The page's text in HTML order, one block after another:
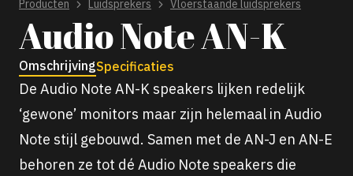
Producten Luidsprekers Vloerstaande luidsprekers
Audio Note AN-K
OmschrijvingSpecificaties
De Audio Note AN-K speakers lijken redelijk
‘gewone’ monitors maar zijn helemaal in Audio
Note stijl gebouwd. Samen met de AN-J en AN-E
behoren ze tot dé Audio Note speakers die